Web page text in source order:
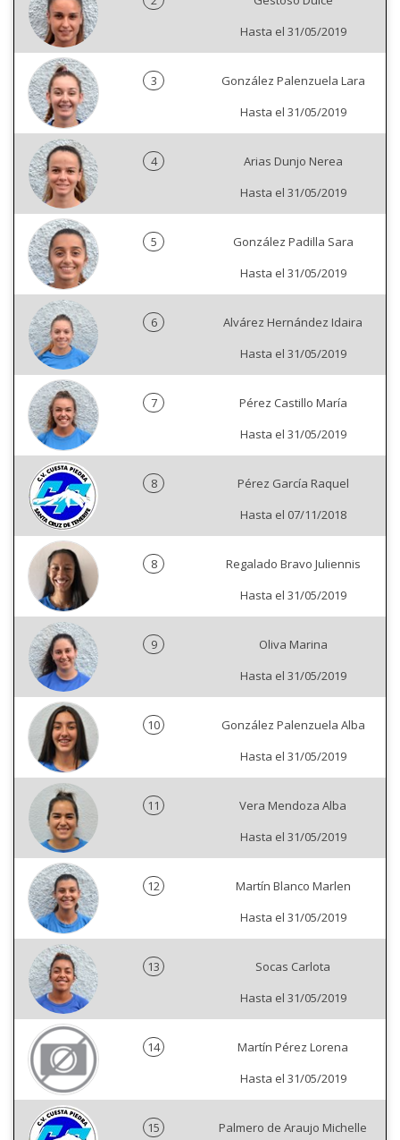
Hasta el 31/05/2019
3
González Palenzuela Lara
Hasta el 31/05/2019
4
Arias Dunjo Nerea
Hasta el 31/05/2019
5
González Padilla Sara
Hasta el 31/05/2019
6
Alvárez Hernández Idaira
Hasta el 31/05/2019
7
Pérez Castillo María
Hasta el 31/05/2019
8
Pérez García Raquel
Hasta el 07/11/2018
8
Regalado Bravo Juliennis
Hasta el 31/05/2019
9
Oliva Marina
Hasta el 31/05/2019
10
González Palenzuela Alba
Hasta el 31/05/2019
11
Vera Mendoza Alba
Hasta el 31/05/2019
12
Martín Blanco Marlen
Hasta el 31/05/2019
13
Socas Carlota
Hasta el 31/05/2019
14
Martín Pérez Lorena
Hasta el 31/05/2019
15
Palmero de Araujo Michelle